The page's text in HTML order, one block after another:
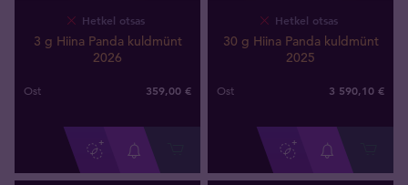
Hetkel otsas
3 g Hiina Panda kuldmünt
2026
Ost 359,00 €
Hetkel otsas
30 g Hiina Panda kuldmünt
2025
Ost 3 590,10 €